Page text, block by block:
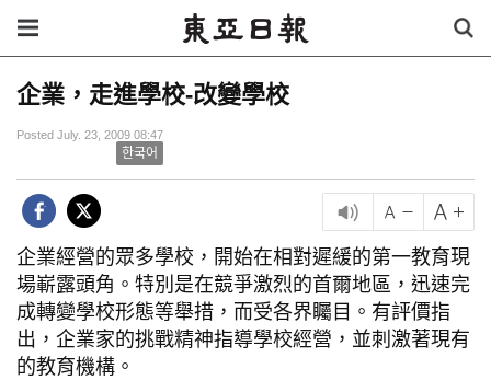
企業，走進學校-改變學校
Posted July. 23, 2009 08:47
한국어
企業經營的眾多學校，開始在相對遲緩的第一教育現
場嶄露頭角。特別是在競爭激烈的首爾地區，迅速完
成轉變學校形態等舉措，而受各界矚目。有評價指
出，企業家的挑戰精神指導學校經營，並刺激著現有
的教育機構。